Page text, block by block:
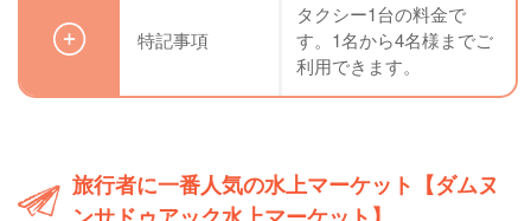
特記事項
タクシー1台の料金で
す。1名から4名様までご
利用できます。
旅行者に一番人気の水上マーケット【ダムヌ